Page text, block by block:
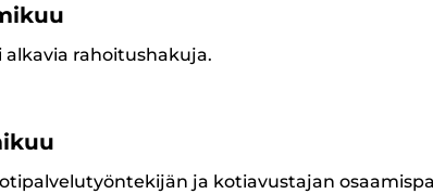
alkavia rahoitushakuja.
ja kotiavustajan